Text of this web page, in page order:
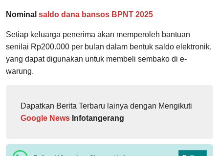
Nominal saldo dana bansos BPNT 2025
Setiap keluarga penerima akan memperoleh bantuan
senilai Rp200.000 per bulan dalam bentuk saldo elektronik,
yang dapat digunakan untuk membeli sembako di e-
warung.
Dapatkan Berita Terbaru lainya dengan Mengikuti
Google News Infotangerang